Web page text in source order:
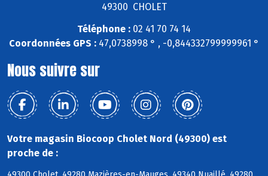
49300 CHOLET
Téléphone : 02 41 70 74 14
Coordonnées GPS : 47,0738998 ° , -0,844332799999961 °
Nous suivre sur
Votre magasin Biocoop Cholet Nord (49300) est
proche de :